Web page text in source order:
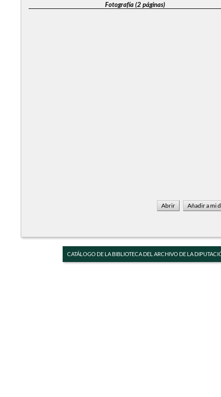
Fotografía (2 páginas)
CATÁLOGO DE LA BIBLIOTECA DEL ARCHIVO DE LA